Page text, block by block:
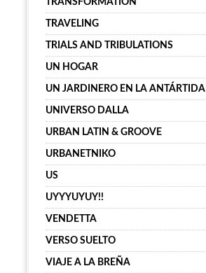
TRANSFORMATION
TRAVELING
TRIALS AND TRIBULATIONS
UN HOGAR
UN JARDINERO EN LA ANTÁRTIDA
UNIVERSO DALLA
URBAN LATIN & GROOVE
URBANETNIKO
US
UYYYUYUY!!
VENDETTA
VERSO SUELTO
VIAJE A LA BREÑA